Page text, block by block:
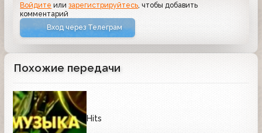
Войдите илизарегистрируйтесь, чтобы добавить
комментарий
Вход через Телеграм
Похожие передачи
Hits